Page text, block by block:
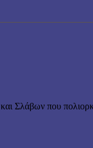
Σλάβων που